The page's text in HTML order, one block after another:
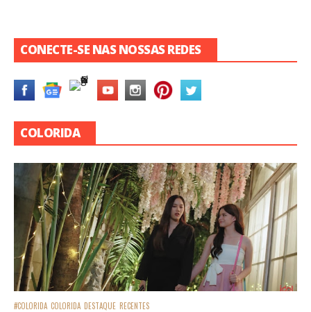
CONECTE-SE NAS NOSSAS REDES
COLORIDA
#COLORIDA COLORIDA DESTAQUE RECENTES